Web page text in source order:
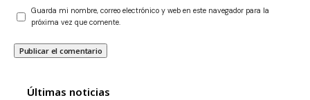
Guarda mi nombre, correo electrónico y web en este navegador para la
próxima vez que comente.
Últimas noticias